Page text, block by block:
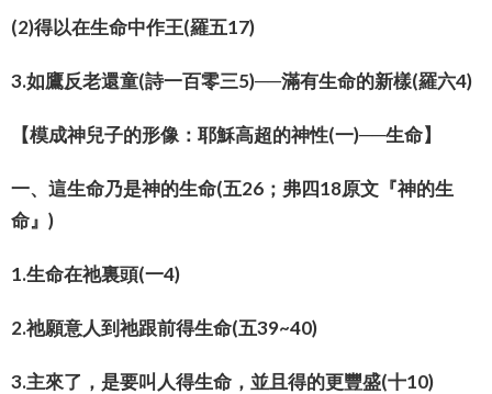
(2)得以在生命中作王(羅五17)
3.如鷹反老還童(詩一百零三5)──滿有生命的新樣(羅六4)
【模成神兒子的形像：耶穌高超的神性(一)──生命】
一、這生命乃是神的生命(五26；弗四18原文『神的生
命』)
1.生命在祂裏頭(一4)
2.祂願意人到祂跟前得生命(五39~40)
3.主來了，是要叫人得生命，並且得的更豐盛(十10)